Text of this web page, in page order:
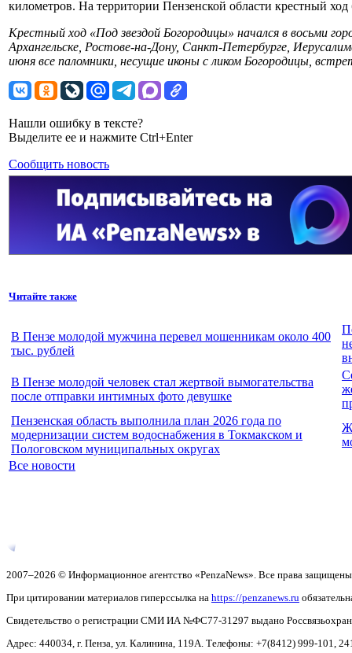
километров. На территории Пензенской области крестный ход
Крестный ход «Под звездой Богородицы» начался в восьми
Архангельске, Ростове-на-Дону, Санкт-Петербурге,
июня все паломники, несущие иконы с ликом Богородицы,
Нашли ошибку в тексте?
Выделите ее и нажмите Ctrl+Enter
Сообщить новость
Читайте также
В Пензе молодой мужчина перевел мошенникам около 400
тыс. рублей
В Пензе молодой человек стал жертвой вымогательства
после отправки интимных фото девушке
Пензенская область выполнила план 2026 года по
модернизации систем водоснабжения в Токмакском и
Пологовском муниципальных округах
Все новости
2007–2026 © Информационное агентство «PenzaNews». Все права
При цитировании материалов гиперссылка на https://penzanews.ru
Свидетельство о регистрации СМИ ИА №ФС77-31297 выдано
Адрес: 440034, г. Пенза, ул. Калинина, 119А. Телефоны: +7(8412) 999-101,